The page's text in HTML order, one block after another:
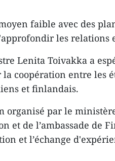
faible avec ​des
les relations
Lenita Toivakka a
coopération entre les
et finlandais.
organisé par le
et de l’​ambassade de
et l’échange